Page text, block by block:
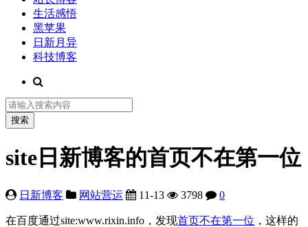
生活感悟
黑苹果
日新月异
科技博客
site日新博客的首页不在第一位
日新博客 网站营运 11-13 3798 0
在百度通过site:www.rixin.info，发现首页不在第一位 ，这样的